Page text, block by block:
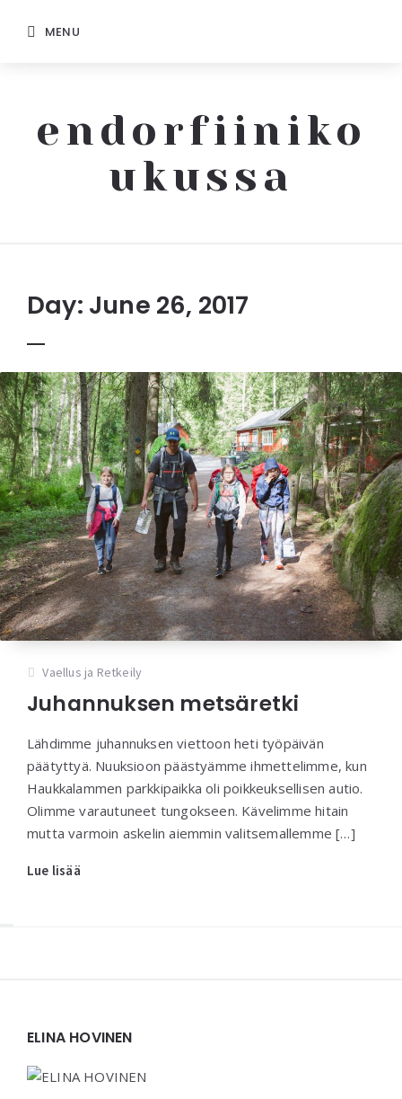
MENU
endorfiiniko
ukussa
Day: June 26, 2017
Vaellus ja Retkeily
Juhannuksen metsäretki
Lähdimme juhannuksen viettoon heti työpäivän
päätyttyä. Nuuksioon päästyämme ihmettelimme, kun
Haukkalammen parkkipaikka oli poikkeuksellisen autio.
Olimme varautuneet tungokseen. Kävelimme hitain
mutta varmoin askelin aiemmin valitsemallemme […]
Lue lisää
ELINA HOVINEN